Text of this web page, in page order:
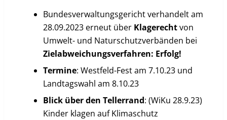
Bundesverwaltungsgericht verhandelt am
28.09.2023 erneut über Klagerechtvon
Umwelt- und Naturschutzverbänden bei
Zielabweichungsverfahren: Erfolg!
Termine: Westfeld-Fest am 7.10.23 und
Landtagswahl am 8.10.23
Blick über den Tellerrand: (WiKu 28.9.23)
Kinder klagen auf Klimaschutz